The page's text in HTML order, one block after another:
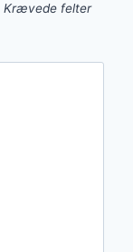
Krævede felter